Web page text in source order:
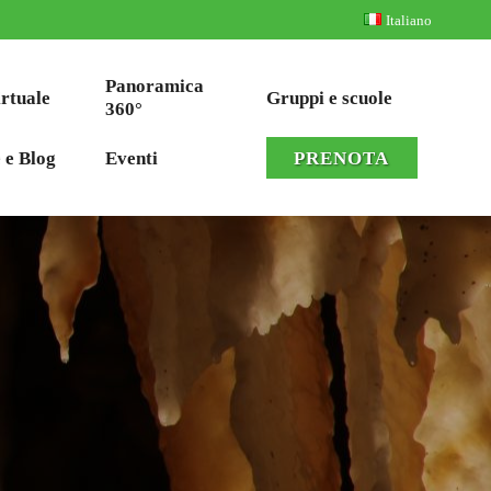
Italiano
Panoramica
360°
Gruppi e scuole
Blog Eventi PRENOTA